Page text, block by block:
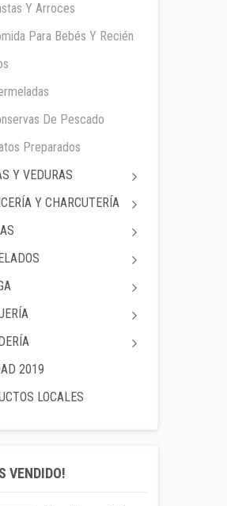
Mascarilla...
Y Arroces
Para Bebés Y Recién
De Pescado
Preparados
Y VEDURAS
Y CHARCUTERÍA
2019
LOCALES
VENDIDO!